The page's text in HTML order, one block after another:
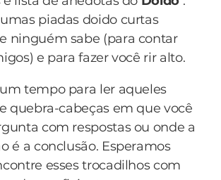
piadas doido curtas
ninguém sabe (para contar
e para fazer você rir alto.
tempo para ler aqueles
quebra-cabeças em que você
com respostas ou onde a
é a conclusão. Esperamos
esses trocadilhos com